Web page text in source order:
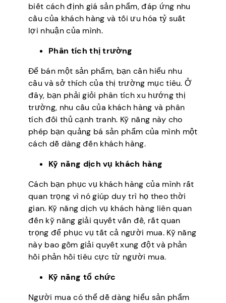
biết cách định giá sản phẩm, đáp ứng nhu
cầu của khách hàng và tối ưu hóa tỷ suất
lợi nhuận của mình.
Phân tích thị trường
Để bán một sản phẩm, bạn cần hiểu nhu
cầu và sở thích của thị trường mục tiêu. Ở
đây, bạn phải giỏi phân tích xu hướng thị
trường, nhu cầu của khách hàng và phân
tích đối thủ cạnh tranh. Kỹ năng này cho
phép bạn quảng bá sản phẩm của mình một
cách dễ dàng đến khách hàng.
Kỹ năng dịch vụ khách hàng
Cách bạn phục vụ khách hàng của mình rất
quan trọng vì nó giúp duy trì họ theo thời
gian. Kỹ năng dịch vụ khách hàng liên quan
đến kỹ năng giải quyết vấn đề, rất quan
trọng để phục vụ tất cả người mua. Kỹ năng
này bao gồm giải quyết xung đột và phản
hồi phản hồi tiêu cực từ người mua.
Kỹ năng tổ chức
Người mua có thể dễ dàng hiểu sản phẩm